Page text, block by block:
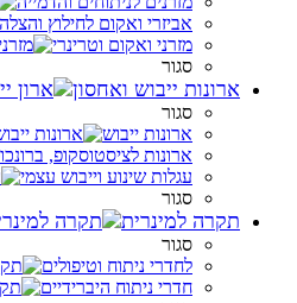
אביזרי ואקום לחילוץ והצלה
מזרני ואקום וטרינרי
סגור
ארונות ייבוש ואחסון
סגור
ארונות ייבוש
ארונות לציסטוסקופ,
עגלות שינוע וייבוש עצמי
סגור
תקרה למינרית
סגור
לחדרי ניתוח וטיפולים
חדרי ניתוח היברידיים